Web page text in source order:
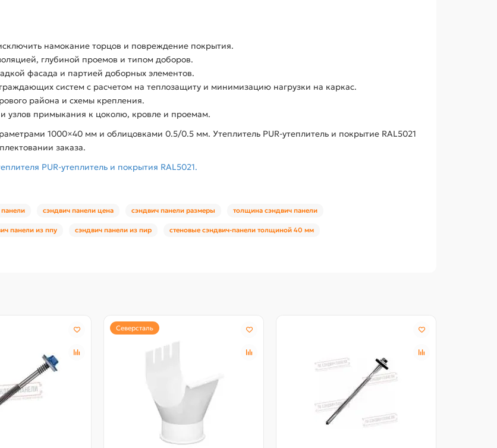
намокание торцов и повреждение покрытия.
глубиной проемов и типом доборов.
фасада и партией доборных элементов.
систем с расчетом на теплозащиту и минимизацию нагрузки на каркас.
района и схемы крепления.
узлов примыкания к цоколю, кровле и проемам.
1000×40 мм и облицовками 0.5/0.5 мм. Утеплитель PUR-утеплитель и покрытие RAL5021
заказа.
PUR-утеплитель и покрытия RAL5021.
панели сэндвич панели цена сэндвич панели размеры толщина сэндвич панели
панели из ппу сэндвич панели из пир стеновые сэндвич-панели толщиной 40 мм
Северсталь